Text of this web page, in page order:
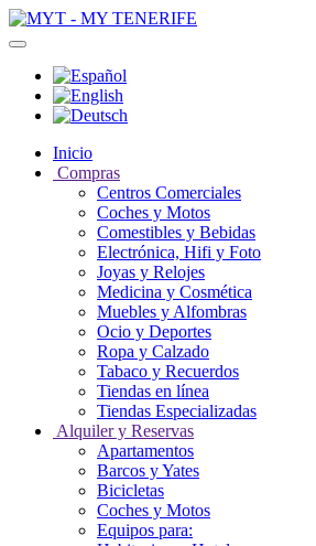
Inicio
Compras
Centros Comerciales
Coches y Motos
Comestibles y Bebidas
Electrónica, Hifi y Foto
Joyas y Relojes
Medicina y Cosmética
Muebles y Alfombras
Ocio y Deportes
Ropa y Calzado
Tabaco y Recuerdos
Tiendas en línea
Tiendas Especializadas
Alquiler y Reservas
Apartamentos
Barcos y Yates
Bicicletas
Coches y Motos
Equipos para: